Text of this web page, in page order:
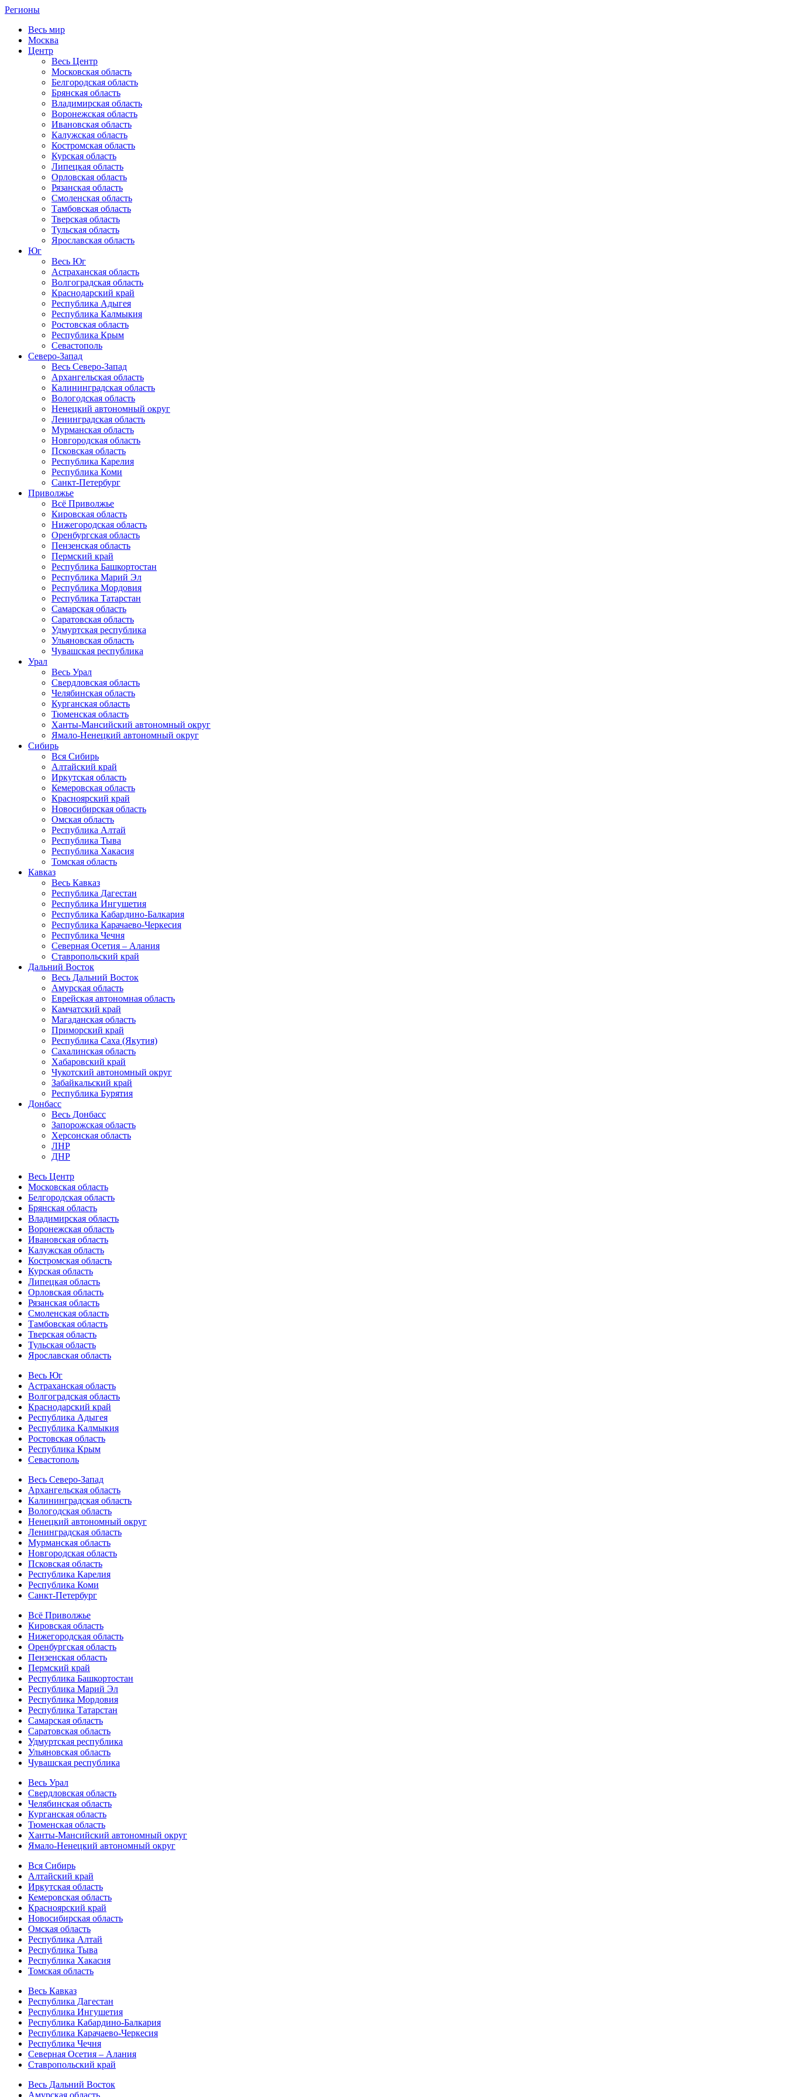
Регионы
Весь мир
Москва
Центр
Весь Центр
Московская область
Белгородская область
Брянская область
Владимирская область
Воронежская область
Ивановская область
Калужская область
Костромская область
Курская область
Липецкая область
Орловская область
Рязанская область
Смоленская область
Тамбовская область
Тверская область
Тульская область
Ярославская область
Юг
Весь Юг
Астраханская область
Волгоградская область
Краснодарский край
Республика Адыгея
Республика Калмыкия
Ростовская область
Республика Крым
Севастополь
Северо-Запад
Весь Северо-Запад
Архангельская область
Калининградская область
Вологодская область
Ненецкий автономный округ
Ленинградская область
Мурманская область
Новгородская область
Псковская область
Республика Карелия
Республика Коми
Санкт-Петербург
Приволжье
Всё Приволжье
Кировская область
Нижегородская область
Оренбургская область
Пензенская область
Пермский край
Республика Башкортостан
Республика Марий Эл
Республика Мордовия
Республика Татарстан
Самарская область
Саратовская область
Удмуртская республика
Ульяновская область
Чувашская республика
Урал
Весь Урал
Свердловская область
Челябинская область
Курганская область
Тюменская область
Ханты-Мансийский автономный округ
Ямало-Ненецкий автономный округ
Сибирь
Вся Сибирь
Алтайский край
Иркутская область
Кемеровская область
Красноярский край
Новосибирская область
Омская область
Республика Алтай
Республика Тыва
Республика Хакасия
Томская область
Кавказ
Весь Кавказ
Республика Дагестан
Республика Ингушетия
Республика Кабардино-Балкария
Республика Карачаево-Черкесия
Республика Чечня
Северная Осетия – Алания
Ставропольский край
Дальний Восток
Весь Дальний Восток
Амурская область
Еврейская автономная область
Камчатский край
Магаданская область
Приморский край
Республика Саха (Якутия)
Сахалинская область
Хабаровский край
Чукотский автономный округ
Забайкальский край
Республика Бурятия
Донбасс
Весь Донбасс
Запорожская область
Херсонская область
ЛНР
ДНР
Весь Центр
Московская область
Белгородская область
Брянская область
Владимирская область
Воронежская область
Ивановская область
Калужская область
Костромская область
Курская область
Липецкая область
Орловская область
Рязанская область
Смоленская область
Тамбовская область
Тверская область
Тульская область
Ярославская область
Весь Юг
Астраханская область
Волгоградская область
Краснодарский край
Республика Адыгея
Республика Калмыкия
Ростовская область
Республика Крым
Севастополь
Весь Северо-Запад
Архангельская область
Калининградская область
Вологодская область
Ненецкий автономный округ
Ленинградская область
Мурманская область
Новгородская область
Псковская область
Республика Карелия
Республика Коми
Санкт-Петербург
Всё Приволжье
Кировская область
Нижегородская область
Оренбургская область
Пензенская область
Пермский край
Республика Башкортостан
Республика Марий Эл
Республика Мордовия
Республика Татарстан
Самарская область
Саратовская область
Удмуртская республика
Ульяновская область
Чувашская республика
Весь Урал
Свердловская область
Челябинская область
Курганская область
Тюменская область
Ханты-Мансийский автономный округ
Ямало-Ненецкий автономный округ
Вся Сибирь
Алтайский край
Иркутская область
Кемеровская область
Красноярский край
Новосибирская область
Омская область
Республика Алтай
Республика Тыва
Республика Хакасия
Томская область
Весь Кавказ
Республика Дагестан
Республика Ингушетия
Республика Кабардино-Балкария
Республика Карачаево-Черкесия
Республика Чечня
Северная Осетия – Алания
Ставропольский край
Весь Дальний Восток
Амурская область